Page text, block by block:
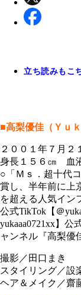
立ち読みもこ
■高梨優佳（Ｙｕ
２００１年７月
身長１５６㎝ 血
○「Ｍｓ．超十代
賞し、半年前に上
を超える人気イン
公式TikTok【＠
yukaaa0721xx】公
ャンネル『高梨優
撮影／田口まき
スタイリング／設
ヘア＆メイク／齋